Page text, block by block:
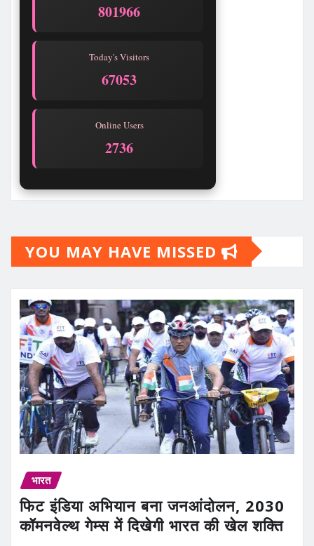
801966
Today's Visitors
67053
Online Users
2736
YOU MAY HAVE MISSED
भारत
फिट इंडिया अभियान बना जनआंदोलन, 2030
कॉमनवेल्थ गेम्स में दिखेगी भारत की खेल शक्ति